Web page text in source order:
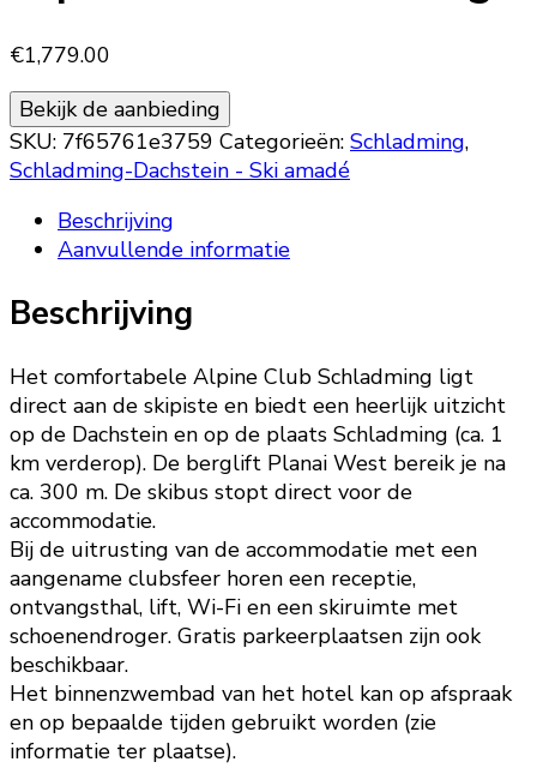
€1,779.00
Bekijk de aanbieding
SKU: 7f65761e3759 Categorieën: Schladming,
Schladming-Dachstein - Ski amadé
Beschrijving
Aanvullende informatie
Beschrijving
Het comfortabele Alpine Club Schladming ligt
direct aan de skipiste en biedt een heerlijk uitzicht
op de Dachstein en op de plaats Schladming (ca. 1
km verderop). De berglift Planai West bereik je na
ca. 300 m. De skibus stopt direct voor de
accommodatie.
Bij de uitrusting van de accommodatie met een
aangename clubsfeer horen een receptie,
ontvangsthal, lift, Wi-Fi en een skiruimte met
schoenendroger. Gratis parkeerplaatsen zijn ook
beschikbaar.
Het binnenzwembad van het hotel kan op afspraak
en op bepaalde tijden gebruikt worden (zie
informatie ter plaatse).